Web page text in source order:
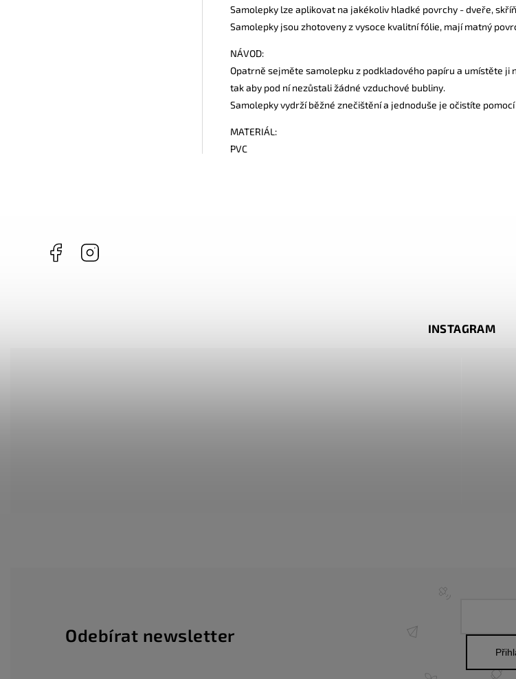
Samolepky lze aplikovat na jakékoliv hladké povrchy - dveře,
Samolepky jsou zhotoveny z vysoce kvalitní fólie, mají matný
NÁVOD:
Opatrně sejměte samolepku z podkladového papíru a umístěte
tak aby pod ní nezůstali žádné vzduchové bubliny.
Samolepky vydrží běžné znečištění a jednoduše je očistíte
MATERIÁL:
PVC
Facebook
INSTAGRAM
Odebírat newsletter